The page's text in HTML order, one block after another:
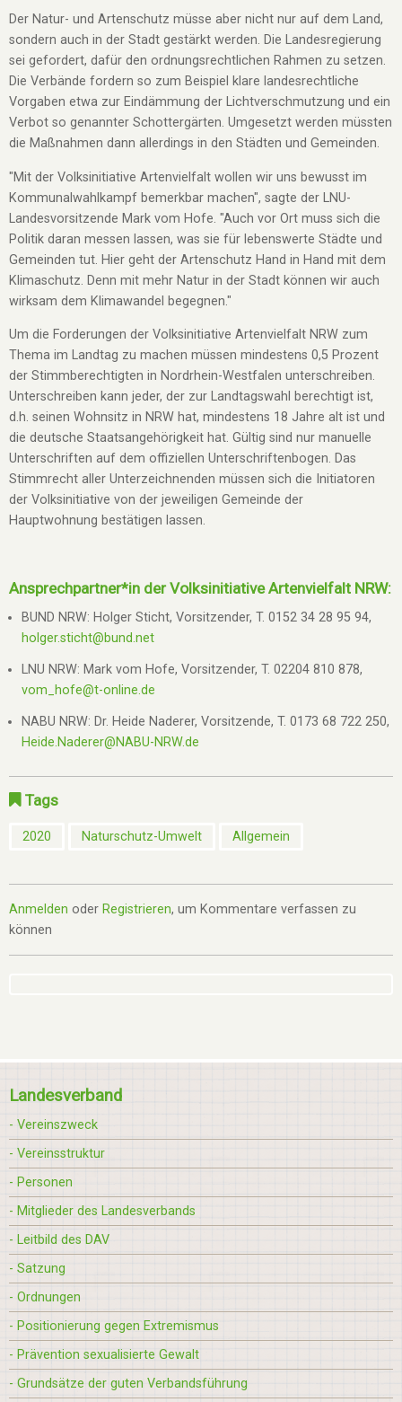
Der Natur- und Artenschutz müsse aber nicht nur auf dem Land,
sondern auch in der Stadt gestärkt werden. Die Landesregierung
sei gefordert, dafür den ordnungsrechtlichen Rahmen zu setzen.
Die Verbände fordern so zum Beispiel klare landesrechtliche
Vorgaben etwa zur Eindämmung der Lichtverschmutzung und ein
Verbot so genannter Schottergärten. Umgesetzt werden müssten
die Maßnahmen dann allerdings in den Städten und Gemeinden.
"Mit der Volksinitiative Artenvielfalt wollen wir uns bewusst im
Kommunalwahlkampf bemerkbar machen", sagte der LNU-
Landesvorsitzende Mark vom Hofe. "Auch vor Ort muss sich die
Politik daran messen lassen, was sie für lebenswerte Städte und
Gemeinden tut. Hier geht der Artenschutz Hand in Hand mit dem
Klimaschutz. Denn mit mehr Natur in der Stadt können wir auch
wirksam dem Klimawandel begegnen."
Um die Forderungen der Volksinitiative Artenvielfalt NRW zum
Thema im Landtag zu machen müssen mindestens 0,5 Prozent
der Stimmberechtigten in Nordrhein-Westfalen unterschreiben.
Unterschreiben kann jeder, der zur Landtagswahl berechtigt ist,
d.h. seinen Wohnsitz in NRW hat, mindestens 18 Jahre alt ist und
die deutsche Staatsangehörigkeit hat. Gültig sind nur manuelle
Unterschriften auf dem offiziellen Unterschriftenbogen. Das
Stimmrecht aller Unterzeichnenden müssen sich die Initiatoren
der Volksinitiative von der jeweiligen Gemeinde der
Hauptwohnung bestätigen lassen.
Ansprechpartner*in der Volksinitiative Artenvielfalt NRW:
BUND NRW: Holger Sticht, Vorsitzender, T. 0152 34 28 95 94,
holger.sticht@bund.net
LNU NRW: Mark vom Hofe, Vorsitzender, T. 02204 810 878,
vom_hofe@t-online.de
NABU NRW: Dr. Heide Naderer, Vorsitzende, T. 0173 68 722 250,
Heide.Naderer@NABU-NRW.de
Tags
2020 Naturschutz-Umwelt Allgemein
Anmelden oder Registrieren, um Kommentare verfassen zu
können
Landesverband
- Vereinszweck
- Vereinsstruktur
- Personen
- Mitglieder des Landesverbands
- Leitbild des DAV
- Satzung
- Ordnungen
- Positionierung gegen Extremismus
- Prävention sexualisierte Gewalt
- Grundsätze der guten Verbandsführung